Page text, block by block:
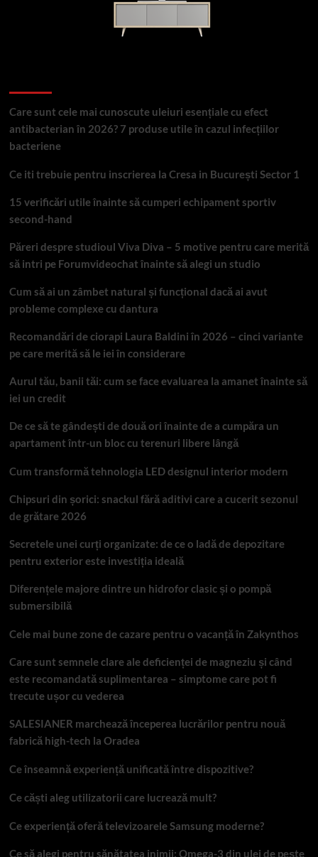
Care sunt cele mai cunoscute uleiuri esențiale cu efect
antibacterian în 2026? 7 produse utile în cazul infecțiilor
bacteriene
Ce iti trebuie pentru inscrierea la Cresa in București Sector 1
15 verificări utile înainte să cumperi echipament sportiv
second-hand
Păreri despre studioul Viva Diva – 5 motive pentru care merită
să intri pe Forumvideochat înainte să alegi un studio
Cum să ai un zâmbet natural și funcțional dacă ai avut
probleme complexe cu dantura
Recomandări de ciorapi Laura Baldini în 2026 – cinci variante
pe care merită să le iei în considerare
Aurul tău, banii tăi: cum se face evaluarea la amanet înainte să
iei un credit
De ce să te gândești de două ori înainte de a cumpăra un
apartament într-un bloc cu terenuri libere lângă
Cum transformă tehnologia LED designul interior modern
Chipsuri din șorici: snackul fără aditivi care a cucerit sezonul
de grătare 2026
Secretele unei curți organizate: de ce o ladă de depozitare
pentru exterior este investiția ideală
Diferențele majore dintre un hidrofor clasic și o pompă
submersibilă
Cele mai bune zone de cazare pentru o vacanță în Zakynthos
Care sunt semnele clare ale deficienței de magneziu și când
este recomandată suplimentarea – simptome care pot fi
trecute ușor cu vederea
SALESIANER marchează începerea lucrărilor pentru nouă
fabrică high-tech la Oradea
Ce înseamnă experiență unificată între dispozitive?
Ce căști aleg utilizatorii care lucrează mult?
Ce experiență oferă televizoarele Samsung moderne?
Ce să alegi pentru sănătatea inimii: Omega-3 din ulei de pește